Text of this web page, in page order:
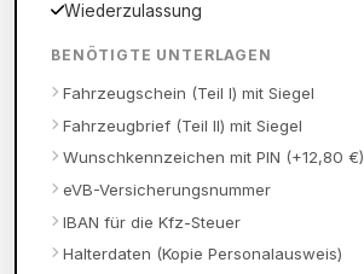
Wiederzulassung
BENÖTIGTE UNTERLAGEN
Fahrzeugschein (Teil I) mit Siegel
Fahrzeugbrief (Teil II) mit Siegel
Wunschkennzeichen mit PIN (+12,80 €)
eVB-Versicherungsnummer
IBAN für die Kfz-Steuer
Halterdaten (Kopie Personalausweis)